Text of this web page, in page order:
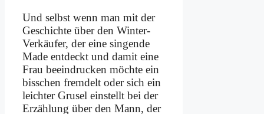
Und selbst wenn man mit der
Ge­schich­te über den Win­ter-
Ver­käu­fer, der ei­ne sin­gen­de
Ma­de ent­deckt und da­mit ei­ne
Frau be­ein­drucken möch­te ein
biss­chen frem­delt oder sich ein
leich­ter Gru­sel ein­stellt bei der
Er­zäh­lung über den Mann, der